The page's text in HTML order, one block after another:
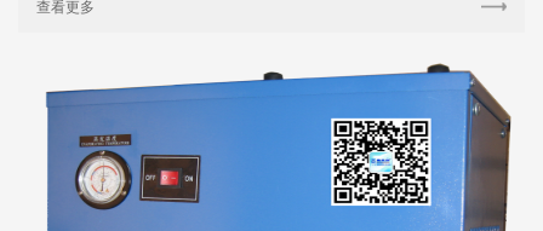
查看更多